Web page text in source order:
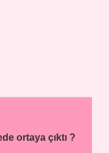
ortaya çıktı ?